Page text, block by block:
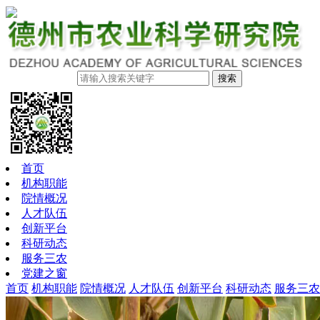
搜索
首页
机构职能
院情概况
人才队伍
创新平台
科研动态
服务三农
党建之窗
首页 机构职能 院情概况 人才队伍 创新平台 科研动态 服务三农